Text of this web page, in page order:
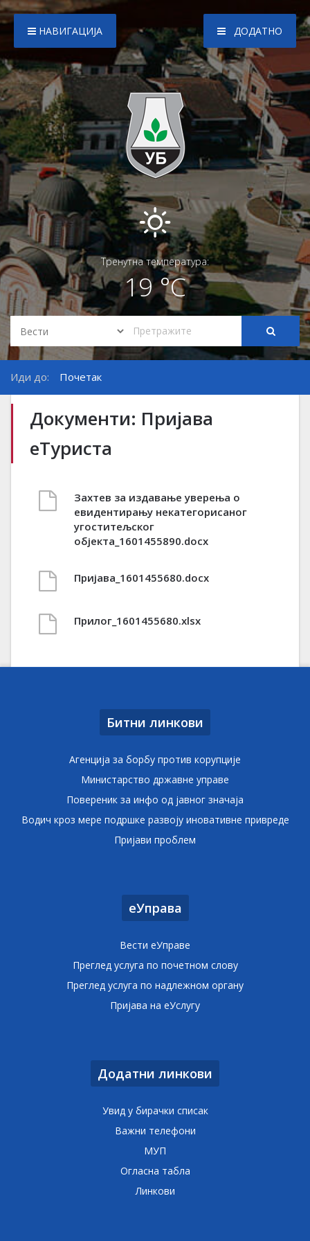
НАВИГАЦИЈА ДОДАТНО
Тренутна температура:
19 °C
Иди до: Почетак
Документи: Пријава
еТуриста
Захтев за издавање уверењa о
евидентирању некатегорисаног
угоститељског
објекта_1601455890.docx
Пријава_1601455680.docx
Прилог_1601455680.xlsx
Битни линкови
Агенција за борбу против корупције
Министарство државне управе
Повереник за инфо од јавног значаја
Водич кроз мере подршке развоју иновативне привреде
Пријави проблем
еУправа
Вести еУправе
Преглед услуга по почетном слову
Преглед услуга по надлежном органу
Пријава на еУслугу
Додатни линкови
Увид у бирачки списак
Важни телефони
МУП
Огласна табла
Линкови